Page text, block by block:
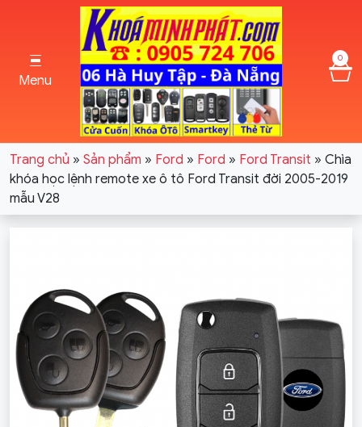
Menu
0
Trang chủ » Sản phẩm » Ford » Ford » Ford Transit » Chìa
khóa học lệnh remote xe ô tô Ford Transit đời 2005-2019
mẫu V28